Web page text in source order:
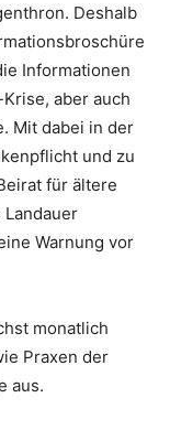
Deshalb
Informationen
aber auch
Mit dabei in der
und zu
für ältere
Warnung vor
monatlich
Praxen der
aus.